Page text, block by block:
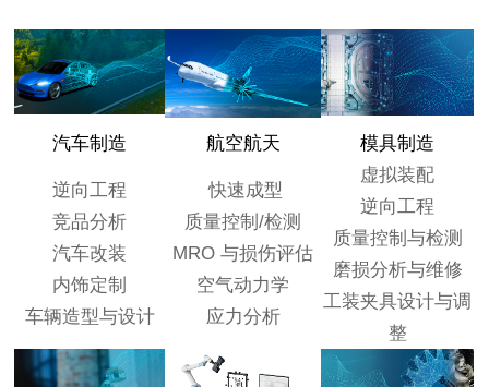
汽车制造 航空航天 模具制造
逆向工程
竞品分析
汽车改装
内饰定制
车辆造型与设计
快速成型
质量控制/检测
MRO 与损伤评估
空气动力学
应力分析
虚拟装配
逆向工程
质量控制与检测
磨损分析与维修
工装夹具设计与调
整